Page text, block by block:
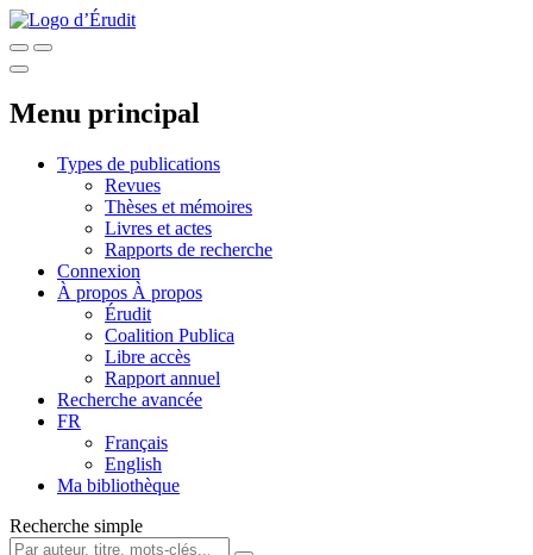
Menu principal
Types de publications
Revues
Thèses et mémoires
Livres et actes
Rapports de recherche
Connexion
À propos À propos
Érudit
Coalition Publica
Libre accès
Rapport annuel
Recherche avancée
FR
Français
English
Ma bibliothèque
Recherche simple